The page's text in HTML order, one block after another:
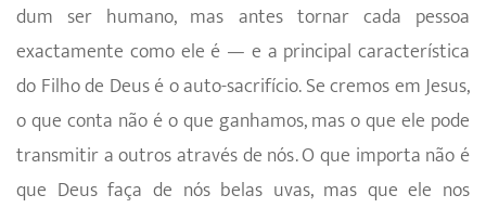
dum ser humano, mas antes tornar cada pessoa
exactamente como ele é — e a principal característica
do Filho de Deus é o auto-sacrifício. Se cremos em Jesus,
o que conta não é o que ganhamos, mas o que ele pode
transmitir a outros através de nós. O que importa não é
que Deus faça de nós belas uvas, mas que ele nos